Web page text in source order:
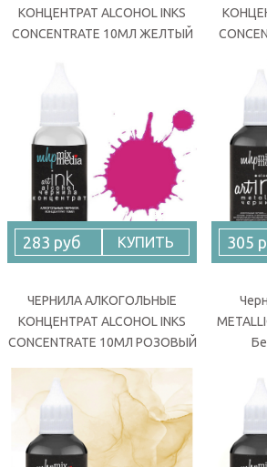
КОНЦЕНТРАТ ALCOHOL INKS
CONCENTRATE 10МЛ ЖЕЛТЫЙ
283 руб КУПИТЬ
ЧЕРНИЛА АЛКОГОЛЬНЫЕ
КОНЦЕНТРАТ ALCOHOL INKS
CONCENTRATE 10МЛ РОЗОВЫЙ
305